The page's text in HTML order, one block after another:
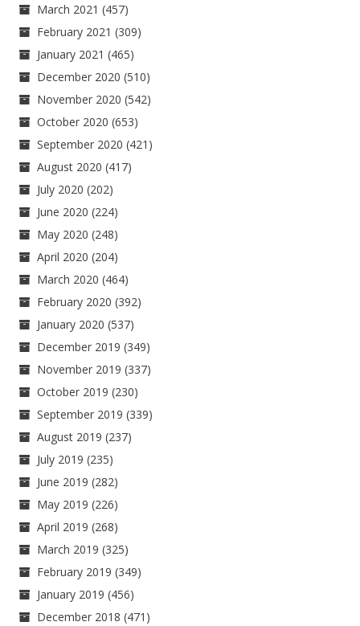
March 2021 (457)
February 2021 (309)
January 2021 (465)
December 2020 (510)
November 2020 (542)
October 2020 (653)
September 2020 (421)
August 2020 (417)
July 2020 (202)
June 2020 (224)
May 2020 (248)
April 2020 (204)
March 2020 (464)
February 2020 (392)
January 2020 (537)
December 2019 (349)
November 2019 (337)
October 2019 (230)
September 2019 (339)
August 2019 (237)
July 2019 (235)
June 2019 (282)
May 2019 (226)
April 2019 (268)
March 2019 (325)
February 2019 (349)
January 2019 (456)
December 2018 (471)